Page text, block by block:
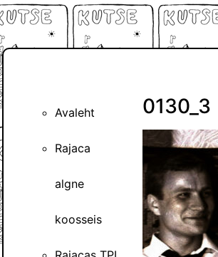
Avaleht
Rajaca
algne
koosseis
0130_3